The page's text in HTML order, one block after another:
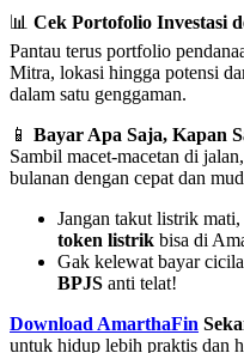
📊 Cek Portofolio Investasi
Pantau terus portfolio
Mitra, lokasi hingga potensi
dalam satu genggaman.
📱 Bayar Apa Saja, Kapan
Sambil macet-macetan di
bulanan dengan cepat dan
Jangan takut listrik
token listrik bisa di
Gak kelewat bayar
BPJS anti telat!
Download AmarthaFin
untuk hidup lebih praktis dan